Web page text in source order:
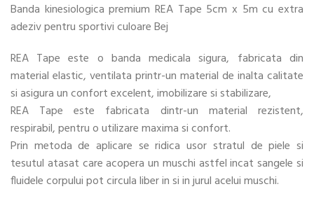
Banda kinesiologica premium REA Tape 5cm x 5m cu extra
adeziv pentru sportivi culoare Bej
REA Tape este o banda medicala sigura, fabricata din
material elastic, ventilata printr-un material de inalta calitate
si asigura un confort excelent, imobilizare si stabilizare,
REA Tape este fabricata dintr-un material rezistent,
respirabil, pentru o utilizare maxima si confort.
Prin metoda de aplicare se ridica usor stratul de piele si
tesutul atasat care acopera un muschi astfel incat sangele si
fluidele corpului pot circula liber in si in jurul acelui muschi.